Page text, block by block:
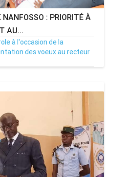
NANFOSSO : PRIORITÉ À
AU...
à l'occasion de la
des voeux au recteur